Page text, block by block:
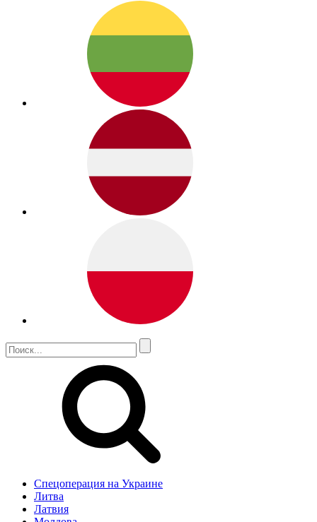
Спецоперация на Украине
Литва
Латвия